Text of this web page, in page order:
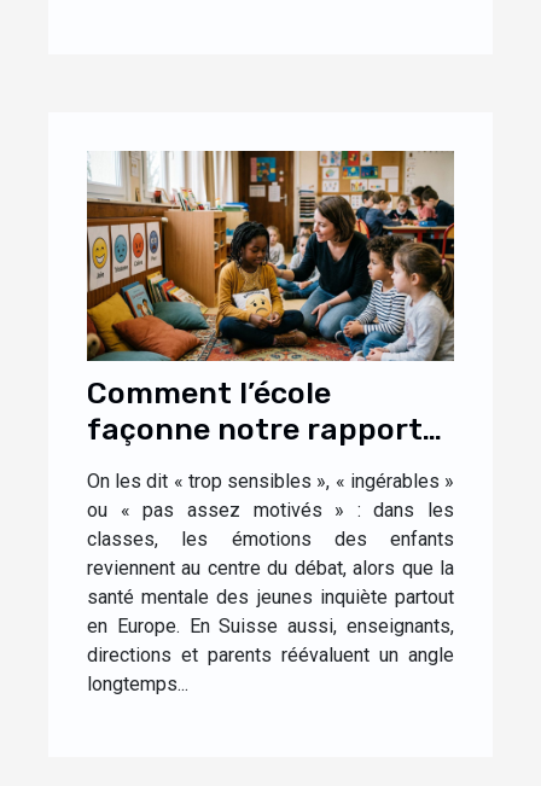
Comment l’école
façonne notre rapport
aux émotions dès
l’enfance
On les dit « trop sensibles », « ingérables »
ou « pas assez motivés » : dans les
classes, les émotions des enfants
reviennent au centre du débat, alors que la
santé mentale des jeunes inquiète partout
en Europe. En Suisse aussi, enseignants,
directions et parents réévaluent un angle
longtemps...